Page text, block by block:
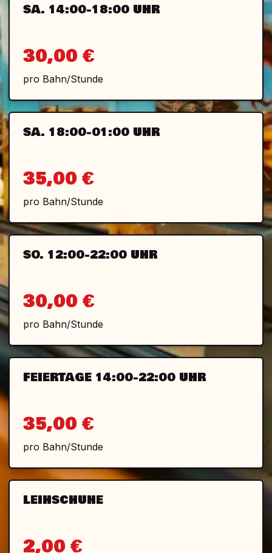
SA. 14:00-18:00 UHR
30,00 €
pro Bahn/Stunde
SA. 18:00-01:00 UHR
35,00 €
pro Bahn/Stunde
SO. 12:00-22:00 UHR
30,00 €
pro Bahn/Stunde
FEIERTAGE 14:00-22:00 UHR
35,00 €
pro Bahn/Stunde
LEIHSCHUHE
2,00 €